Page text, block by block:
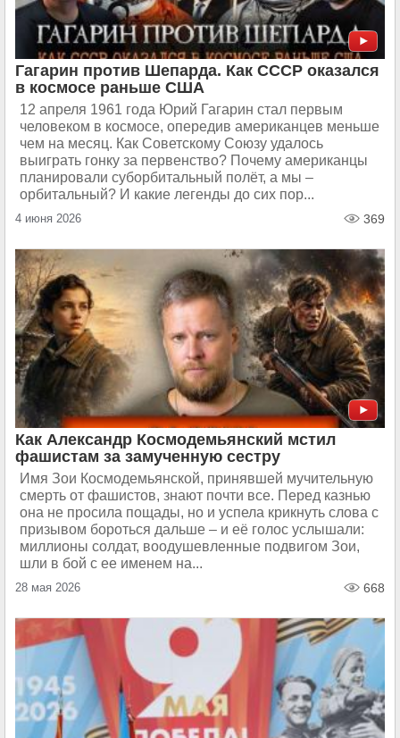
Гагарин против Шепарда. Как СССР оказался
в космосе раньше США
12 апреля 1961 года Юрий Гагарин стал первым
человеком в космосе, опередив американцев меньше
чем на месяц. Как Советскому Союзу удалось
выиграть гонку за первенство? Почему американцы
планировали суборбитальный полёт, а мы –
орбитальный? И какие легенды до сих пор...
4 июня 2026 369
Как Александр Космодемьянский мстил
фашистам за замученную сестру
Имя Зои Космодемьянской, принявшей мучительную
смерть от фашистов, знают почти все. Перед казнью
она не просила пощады, но и успела крикнуть слова с
призывом бороться дальше – и её голос услышали:
миллионы солдат, воодушевленные подвигом Зои,
шли в бой с ее именем на...
28 мая 2026 668